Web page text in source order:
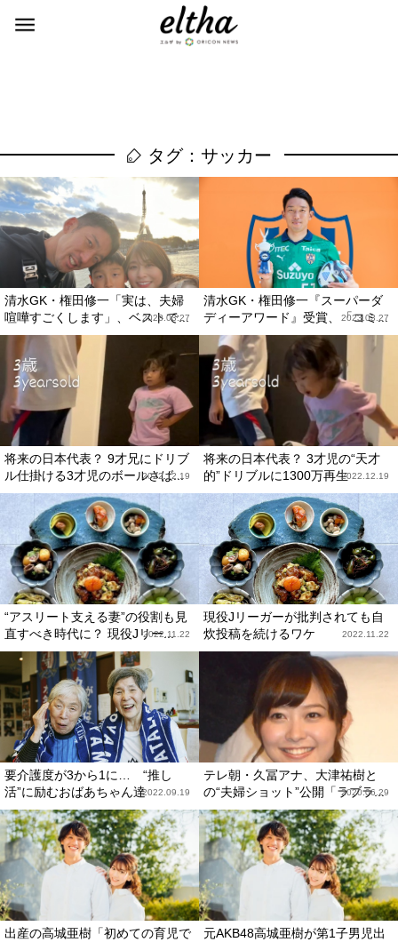
タグ：サッカー
清水GK・権田修一「実は、夫婦
喧嘩すごくします」、ベストで...
2023.03.27
清水GK・権田修一『スーパーダ
ディーアワード』受賞、「コミ...
2023.03.27
将来の日本代表？ 9才兄にドリブ
ル仕掛ける3才児のボールさば...
2022.12.19
将来の日本代表？ 3才児の“天才
的”ドリブルに1300万再生2022.12.19
“アスリート支える妻”の役割も見
直すべき時代に？ 現役Jリー...
2022.11.22
現役Jリーガーが批判されても自
炊投稿を続けるワケ
2022.11.22
要介護度が3から1に… “推し
活”に励むおばあちゃん達2022.09.19
テレ朝・久冨アナ、大津祐樹と
の“夫婦ショット”公開「ラブラ...
2020.06.29
出産の高城亜樹「初めての育児で
元AKB48高城亜樹が第1子男児出